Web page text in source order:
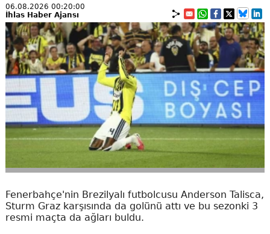
06.08.2026 00:20:00
İhlas Haber Ajansı
Fenerbahçe'nin Brezilyalı futbolcusu Anderson Talisca,
Sturm Graz karşısında da golünü attı ve bu sezonki 3
resmi maçta da ağları buldu.